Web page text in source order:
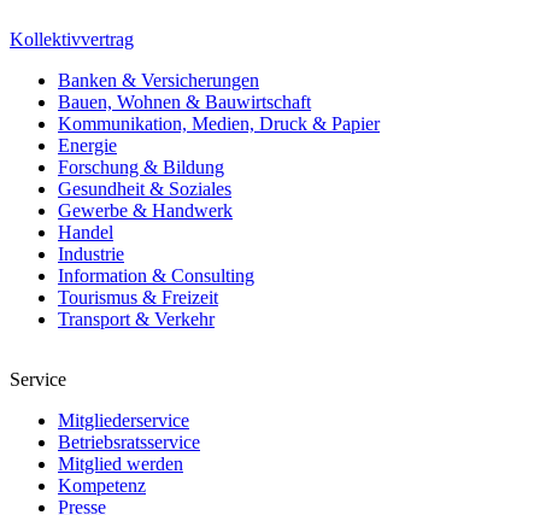
Kollektivvertrag
Banken & Versicherungen
Bauen, Wohnen & Bauwirtschaft
Kommunikation, Medien, Druck & Papier
Energie
Forschung & Bildung
Gesundheit & Soziales
Gewerbe & Handwerk
Handel
Industrie
Information & Consulting
Tourismus & Freizeit
Transport & Verkehr
Service
Mitgliederservice
Betriebsratsservice
Mitglied werden
Kompetenz
Presse